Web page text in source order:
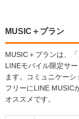
MUSIC＋プラン
MUSIC＋プランは、
LINEモバイル限定サ
ます。コミュニケー
フリーにLINE MUSIC
オススメです。